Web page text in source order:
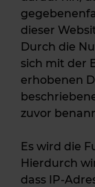
dieser
Durch die
sich mit der
erhobenen
zuvor
Es wird die
Hierdurch
dass IP-